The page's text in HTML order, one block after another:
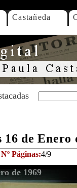
Castañeda
de Enero
Nº Páginas:4/9
de 1969